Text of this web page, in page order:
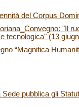
del Corpus
"Il
tecnologica" (13
“Magnifica
pubblica gli